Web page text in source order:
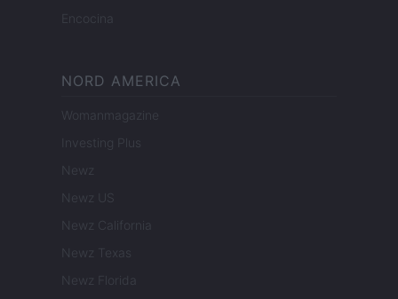
Encocina
NORD AMERICA
Womanmagazine
Investing Plus
Newz
Newz US
Newz California
Newz Texas
Newz Florida